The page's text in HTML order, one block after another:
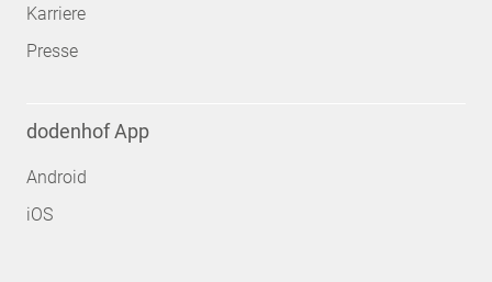
Karriere
Presse
dodenhof App
Android
iOS